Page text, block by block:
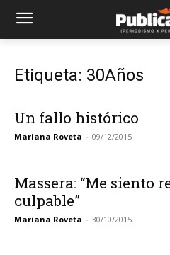
Etiqueta: 30Años
Un fallo histórico
Mariana Roveta - 09/12/2015
Massera: “Me siento
culpable”
Mariana Roveta - 30/10/2015